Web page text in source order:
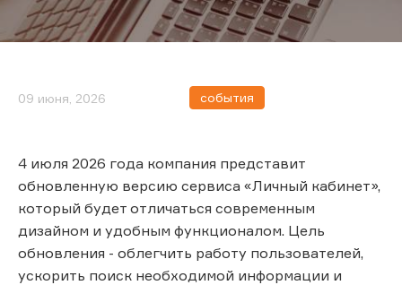
09 июня, 2026 события
4 июля 2026 года компания представит
обновленную версию сервиса «Личный кабинет»,
который будет отличаться современным
дизайном и удобным функционалом. Цель
обновления - облегчить работу пользователей,
ускорить поиск необходимой информации и